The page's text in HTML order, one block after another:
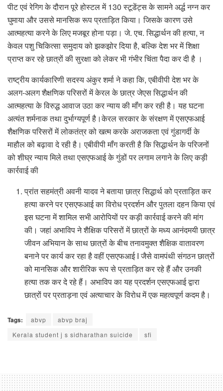
पीट एवं रेगिग के दौरान पूरे होस्टल में 130 स्टूडेंट्स के सामने अर्द्ध नग्न कर
घुमाया और उससे मानसिक रूप प्रताड़ित किया। जिसके कारण उसे
आत्महत्या करने के लिए मजबूर होना पड़ा। जे. एच. सिद्धार्थन की हत्या, न
केवल पशु चिकित्सा समुदाय को झकझोर दिया है, बल्कि देश भर में शिक्षा
प्राप्त कर रहे छात्रों की सुरक्षा को लेकर भी गंभीर चिंता पैदा कर दी है ।
राष्ट्रीय कार्यकारिणी सदस्य अंकुर शर्मा ने कहा कि, एबीवीपी देश भर के
अलग-अलग शैक्षणिक परिसरों में केरल के छात्र जेएस सिद्धार्थन की
आत्महत्या के विरुद्ध आवाज उठा कर न्याय की मॉंग कर रही है। यह घटना
अत्यंत शर्मनाक तथा दुर्भाग्यपूर्ण है।केरल सरकार के संरक्षण में एसएफआई
शैक्षणिक परिसरों में लोकतंत्र को खत्म करके अराजकता एवं गुंडागर्दी के
माहौल को बढ़ावा दे रही है। एबीवीपी मॉंग करती है कि सिद्धार्थन के परिजनों
को शीघ्र न्याय मिले तथा एसएफआई के गुंडों पर लगाम लगाने के लिए कड़ी
कार्रवाई की
प्रांत सहमंत्री अवनी यादव ने बताया छात्र सिद्धार्थ को प्रताड़ित कर
हत्या करने पर एसएफआई का विरोध प्रदर्शन और पुतला दहन किया एवं
इस घटना में शामिल सभी आरोपियों पर कड़ी कार्रवाई करने की मांग
की। जहां अभाविप ने शैक्षिक परिसरों में छात्रों के मध्य आनंदमयी छात्र
जीवन अभियान के साथ छात्रों के बीच तनावमुक्त शैक्षिक वातावरण
बनाने पर कार्य कर रहा है वहीं एसएफआई I जैसे वामपंथी संगठन छात्रों
को मानसिक और शारीरिक रूप से प्रताड़ित कर रहे हैं और उनकी
हत्या तक कर दे रहे हैं। अभाविप का यह प्रदर्शन एसएफआई द्वारा
छात्रों पर प्रताड़ना एवं अत्याचार के विरोध में एक महत्वपूर्ण कदम है।
Tags: abvp
abvp braj
Kerala student j s sidharathan suicide
sfi